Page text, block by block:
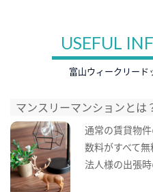
USEFUL
富山ウィークリード
マンスリーマンションとは
通常の賃貸物
数料がすべて無
法人様の出張